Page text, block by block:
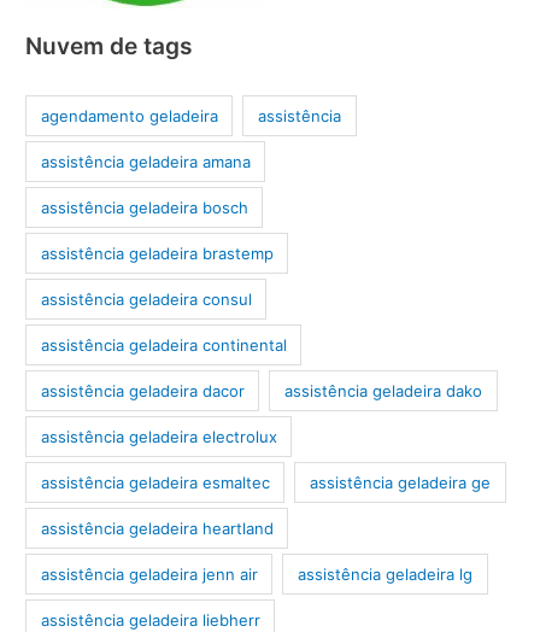
Nuvem de tags
agendamento geladeira assistência
assistência geladeira amana
assistência geladeira bosch
assistência geladeira brastemp
assistência geladeira consul
assistência geladeira continental
assistência geladeira dacor assistência geladeira dako
assistência geladeira electrolux
assistência geladeira esmaltec assistência geladeira ge
assistência geladeira heartland
assistência geladeira jenn air assistência geladeira lg
assistência geladeira liebherr